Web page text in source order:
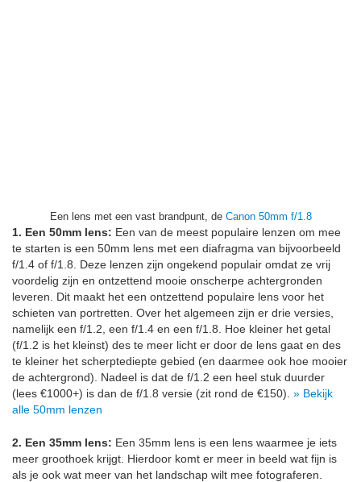
Een lens met een vast brandpunt, de Canon 50mm f/1.8
1. Een 50mm lens: Een van de meest populaire lenzen om mee
te starten is een 50mm lens met een diafragma van bijvoorbeeld
f/1.4 of f/1.8. Deze lenzen zijn ongekend populair omdat ze vrij
voordelig zijn en ontzettend mooie onscherpe achtergronden
leveren. Dit maakt het een ontzettend populaire lens voor het
schieten van portretten. Over het algemeen zijn er drie versies,
namelijk een f/1.2, een f/1.4 en een f/1.8. Hoe kleiner het getal
(f/1.2 is het kleinst) des te meer licht er door de lens gaat en des
te kleiner het scherptediepte gebied (en daarmee ook hoe mooier
de achtergrond). Nadeel is dat de f/1.2 een heel stuk duurder
(lees €1000+) is dan de f/1.8 versie (zit rond de €150). » Bekijk
alle 50mm lenzen
2. Een 35mm lens: Een 35mm lens is een lens waarmee je iets
meer groothoek krijgt. Hierdoor komt er meer in beeld wat fijn is
als je ook wat meer van het landschap wilt mee fotograferen.